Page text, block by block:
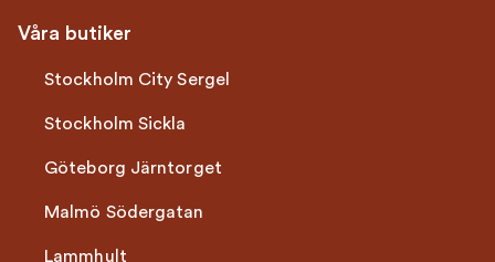
Våra butiker
Stockholm City Sergel
Stockholm Sickla
Göteborg Järntorget
Malmö Södergatan
Lammhult